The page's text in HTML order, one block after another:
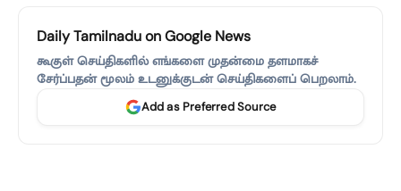
Daily Tamilnadu on Google News
கூகுள் செய்திகளில் எங்களை முதன்மை தளமாகச்
சேர்ப்பதன் மூலம் உடனுக்குடன் செய்திகளைப் பெறலாம்.
Add as Preferred Source